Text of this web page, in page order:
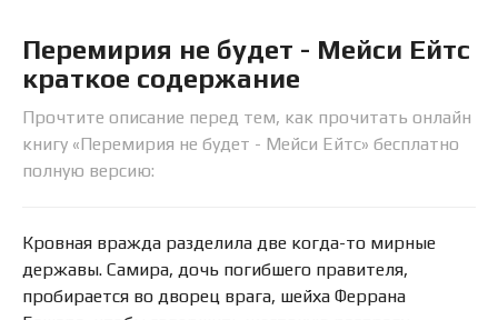
Перемирия не будет - Мейси Ейтс
краткое содержание
Прочтите описание перед тем, как прочитать онлайн
книгу «Перемирия не будет - Мейси Ейтс» бесплатно
полную версию:
Кровная вражда разделила две когда-то мирные
державы. Самира, дочь погибшего правителя,
пробирается во дворец врага, шейха Феррана